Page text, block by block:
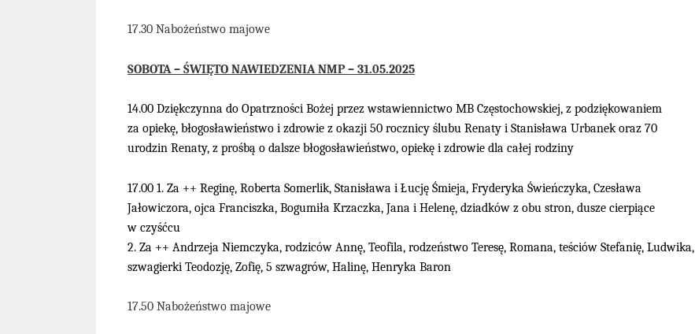
17.30 Nabożeństwo majowe
SOBOTA – ŚWIĘTO NAWIEDZENIA NMP – 31.05.2025
14.00 Dziękczynna do Opatrzności Bożej przez wstawiennictwo MB Częstochowskiej, z podziękowaniem
za opiekę, błogosławieństwo i zdrowie z okazji 50 rocznicy ślubu Renaty i Stanisława Urbanek oraz 70
urodzin Renaty, z prośbą o dalsze błogosławieństwo, opiekę i zdrowie dla całej rodziny
17.00 1. Za ++ Reginę, Roberta Somerlik, Stanisława i Łucję Śmieja, Fryderyka Świeńczyka, Czesława
Jałowiczora, ojca Franciszka, Bogumiła Krzaczka, Jana i Helenę, dziadków z obu stron, dusze cierpiące
w czyśćcu
2. Za ++ Andrzeja Niemczyka, rodziców Annę, Teofila, rodzeństwo Teresę, Romana, teściów Stefanię, Ludwika,
szwagierki Teodozję, Zofię, 5 szwagrów, Halinę, Henryka Baron
17.50 Nabożeństwo majowe